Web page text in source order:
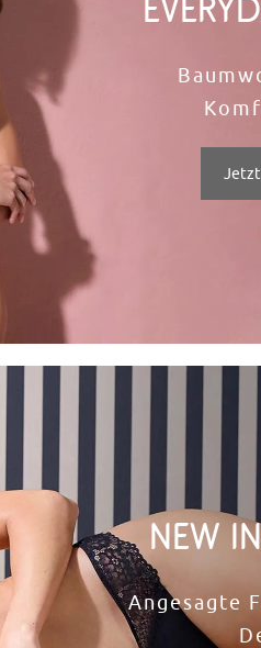
Jetzt
New
Angesagte